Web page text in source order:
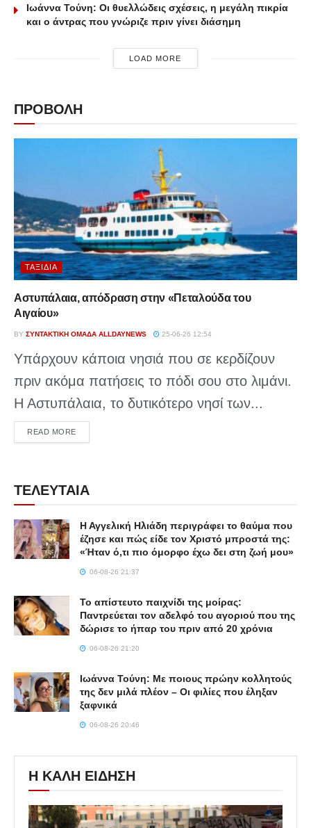
Ιωάννα Τούνη: Οι θυελλώδεις σχέσεις, η μεγάλη πικρία
και ο άντρας που γνώριζε πριν γίνει διάσημη
LOAD MORE
ΠΡΟΒΟΛΗ
ΤΑΞΊΔΙΑ
Αστυπάλαια, απόδραση στην «Πεταλούδα του
Αιγαίου»
BY ΣΥΝΤΑΚΤΙΚΉ ΟΜΆΔΑ ALLDAYNEWS 25-06-26 12:54
Υπάρχουν κάποια νησιά που σε κερδίζουν
πριν ακόμα πατήσεις το πόδι σου στο λιμάνι.
Η Αστυπάλαια, το δυτικότερο νησί των...
READ MOREDETAILS
ΤΕΛΕΥΤΑΙΑ
Η Αγγελική Ηλιάδη περιγράφει το θαύμα που
έζησε και πώς είδε τον Χριστό μπροστά της:
«Ήταν ό,τι πιο όμορφο έχω δει στη ζωή μου»
06-08-26 21:37
Το απίστευτο παιχνίδι της μοίρας:
Παντρεύεται τον αδελφό του αγοριού που της
δώρισε το ήπαρ του πριν από 20 χρόνια
06-08-26 21:20
Ιωάννα Τούνη: Με ποιους πρώην κολλητούς
της δεν μιλά πλέον – Οι φιλίες που έληξαν
ξαφνικά
06-08-26 20:46
Η ΚΑΛΗ ΕΙΔΗΣΗ